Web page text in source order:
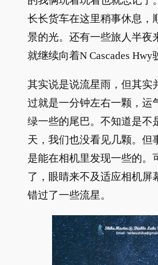
长长货车在这里稍事休息，
景的光。还有一些旅人半夜
就继续向着N Cascades Hwy
其实说是说流星雨，但其实
过就是一分钟左右一颗，运
绿一些的尾巴。不知道是不
天，我们也没看见几颗。但
是能在相机里发现一些的。
了，眼睛来不及适应相机屏
错过了一些流星。